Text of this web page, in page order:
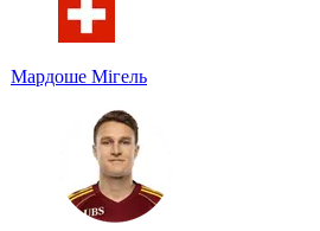
Мардоше Мігель